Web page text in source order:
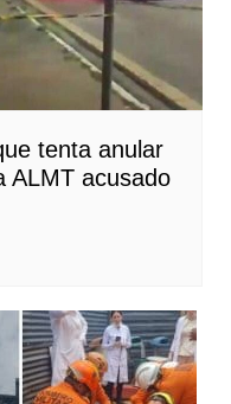
tenta anular
ALMT acusado